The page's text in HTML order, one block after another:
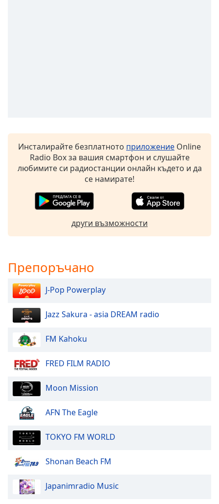
modal
window.
will
close
window.
Text
Color
Text
Background
Opacity
Caption
Area
Background
Color
Инсталирайте безплатното приложение Online
Radio Box за вашия смартфон и слушайте
любимите си радиостанции онлайн където и да
се намирате!
други възможности
Препоръчано
J-Pop Powerplay
Jazz Sakura - asia DREAM radio
FM Kahoku
FRED FILM RADIO
Moon Mission
AFN The Eagle
TOKYO FM WORLD
Shonan Beach FM
Japanimradio Music